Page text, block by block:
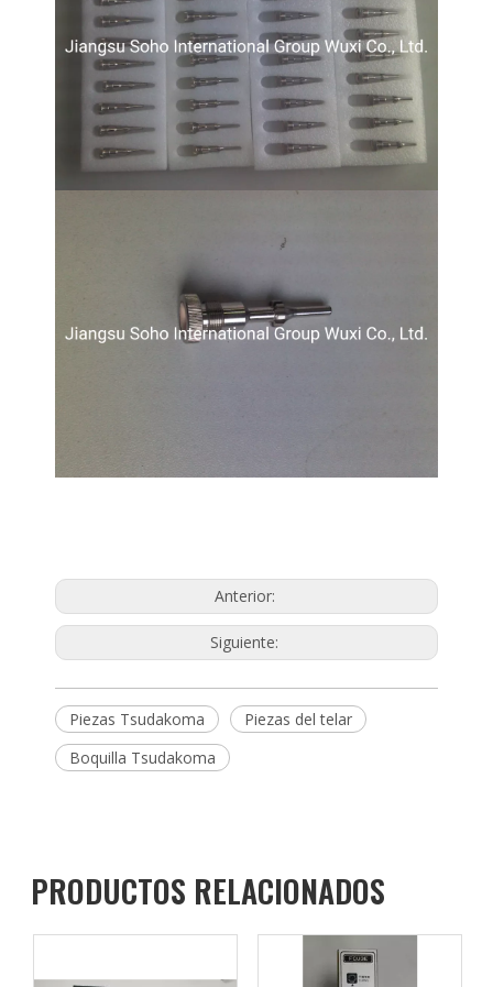
Anterior:
Siguiente:
Piezas Tsudakoma
Piezas del telar
Boquilla Tsudakoma
PRODUCTOS RELACIONADOS